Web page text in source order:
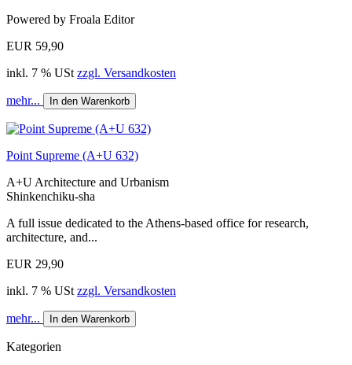
Powered by Froala Editor
EUR 59,90
inkl. 7 % USt zzgl. Versandkosten
mehr... In den Warenkorb
Point Supreme (A+U 632)
A+U Architecture and Urbanism
Shinkenchiku-sha
A full issue dedicated to the Athens-based office for research,
architecture, and...
EUR 29,90
inkl. 7 % USt zzgl. Versandkosten
mehr... In den Warenkorb
Kategorien